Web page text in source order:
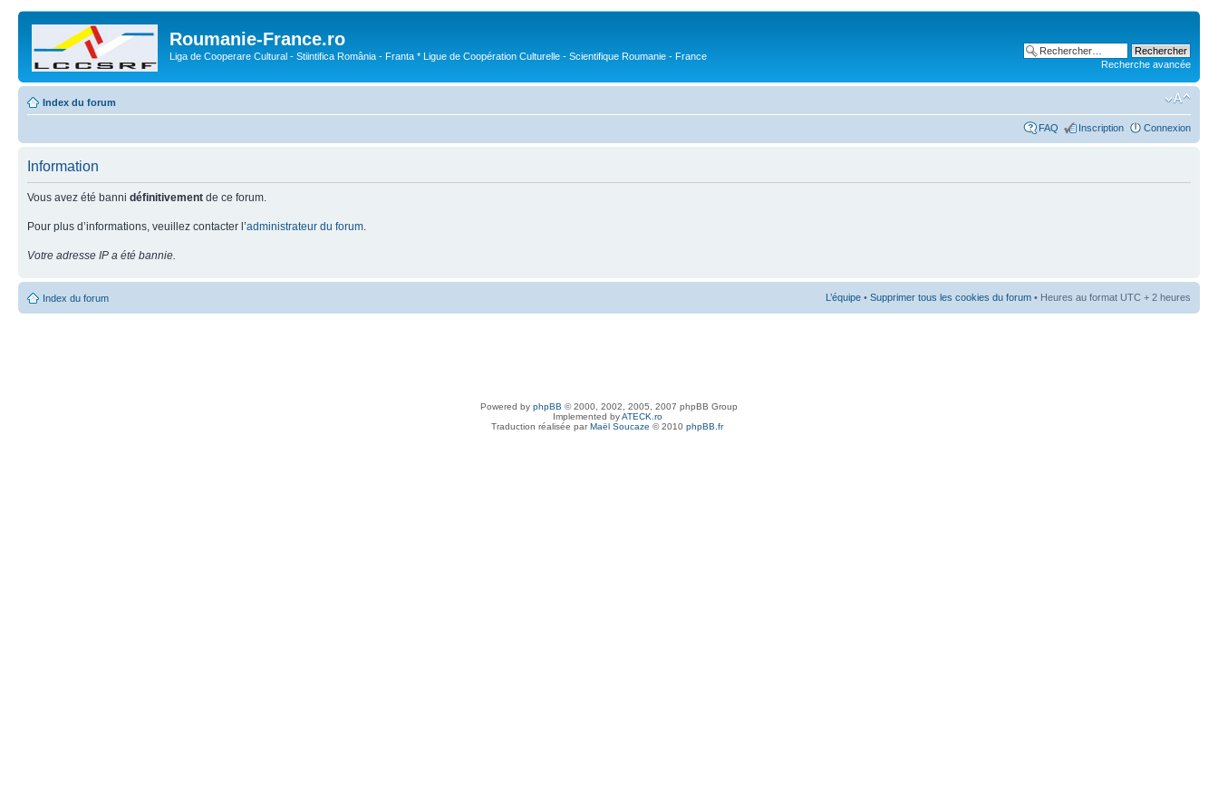
Roumanie-France.ro
Liga de Cooperare Cultural - Stiintifica România - Franta * Ligue de Coopération Culturelle - Scientifique Roumanie - France
Recherche avancée
Index du forum
FAQ Inscription Connexion
Information
Vous avez été banni définitivement de ce forum.
Pour plus d’informations, veuillez contacter l’administrateur du forum
Votre adresse IP a été bannie.
Index du forum L’équipe • Supprimer tous les cookies du forum • Heures au format UTC + 2 heures
Powered by phpBB © 2000, 2002, 2005, 2007 phpBB Group
Implemented byATECK.ro
Traduction réalisée parMaël Soucaze © 2010 phpBB.fr